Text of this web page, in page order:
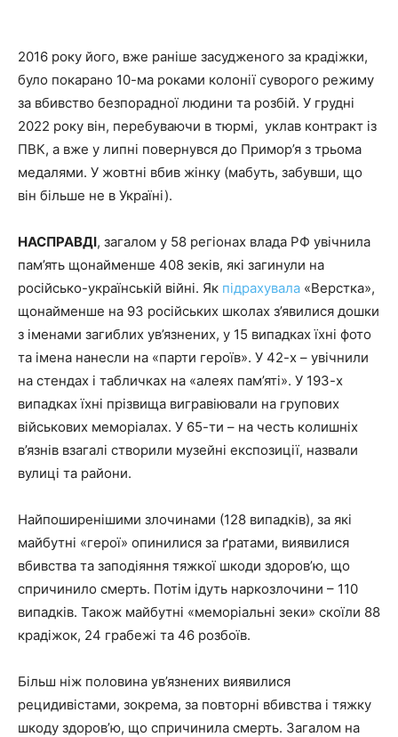
2016 року його, вже раніше засудженого за крадіжки,
було покарано 10-ма роками колонії суворого режиму
за вбивство безпорадної людини та розбій. У грудні
2022 року він, перебуваючи в тюрмі, уклав контракт із
ПВК, а вже у липні повернувся до Примор’я з трьома
медалями. У жовтні вбив жінку (мабуть, забувши, що
він більше не в Україні).
НАСПРАВДІ, загалом у 58 регіонах влада РФ увічнила
пам’ять щонайменше 408 зеків, які загинули на
російсько-українській війні. Як підрахувала «Верстка»,
щонайменше на 93 російських школах з’явилися дошки
з іменами загиблих ув’язнених, у 15 випадках їхні фото
та імена нанесли на «парти героїв». У 42-х – увічнили
на стендах і табличках на «алеях пам’яті». У 193-х
випадках їхні прізвища вигравіювали на групових
військових меморіалах. У 65-ти – на честь колишніх
в’язнів взагалі створили музейні експозиції, назвали
вулиці та райони.
Найпоширенішими злочинами (128 випадків), за які
майбутні «герої» опинилися за ґратами, виявилися
вбивства та заподіяння тяжкої шкоди здоров’ю, що
спричинило смерть. Потім ідуть наркозлочини – 110
випадків. Також майбутні «меморіальні зеки» скоїли 88
крадіжок, 24 грабежі та 46 розбоїв.
Більш ніж половина ув’язнених виявилися
рецидивістами, зокрема, за повторні вбивства і тяжку
шкоду здоров’ю, що спричинила смерть. Загалом на